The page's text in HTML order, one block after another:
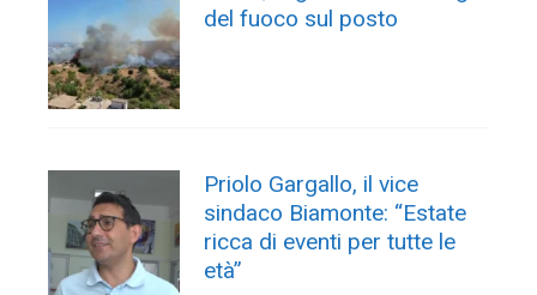
del fuoco sul posto
Priolo Gargallo, il vice
sindaco Biamonte: “Estate
ricca di eventi per tutte le
età”